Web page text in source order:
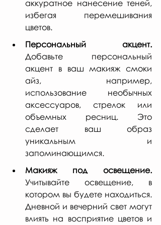
аккуратное нанесение теней,
избегая перемешивания
цветов.
Персональный акцент.
Добавьте персональный
акцент в ваш макияж смоки
айз, например,
использование необычных
аксессуаров, стрелок или
объемных ресниц. Это
сделает ваш образ
уникальным и
запоминающимся.
Макияж под освещение.
Учитывайте освещение, в
котором вы будете находиться.
Дневной и вечерний свет могут
влиять на восприятие цветов и